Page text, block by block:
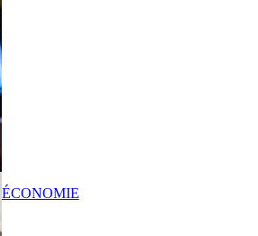
ÉCONOMIE